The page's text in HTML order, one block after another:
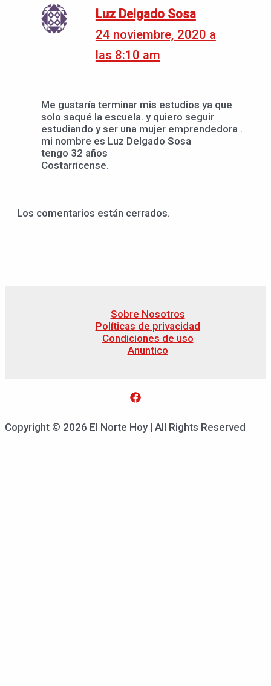
Luz Delgado Sosa
24 noviembre, 2020 a
las 8:10 am
Me gustaría terminar mis estudios ya que
solo saqué la escuela. y quiero seguir
estudiando y ser una mujer emprendedora .
mi nombre es Luz Delgado Sosa
tengo 32 años
Costarricense.
Los comentarios están cerrados.
Sobre Nosotros
Políticas de privacidad
Condiciones de uso
Anuntico
Copyright © 2026 El Norte Hoy | All Rights Reserved